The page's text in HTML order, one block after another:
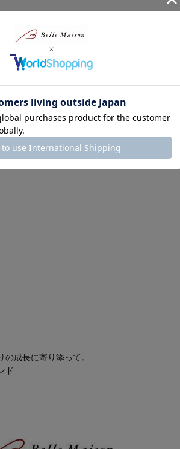
ママと、毎日気持ちよく着たいコドモ。みん
豊富なサイズ、デザインバリエーションが魅
成長に寄り添って。
ド